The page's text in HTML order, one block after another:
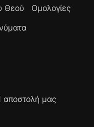
Θεού
Ομολογίες
αποστολή μας